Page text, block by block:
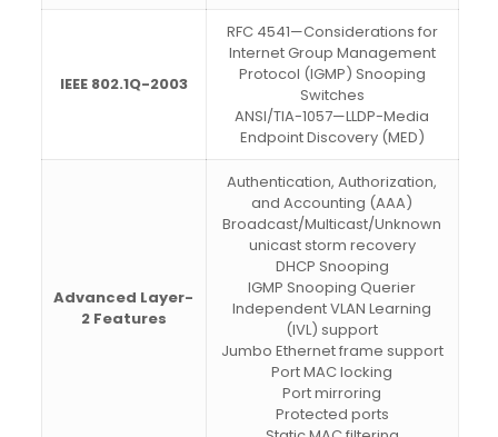
IEEE 802.1Q-2003
RFC 4541—Considerations for
Internet Group Management
Protocol (IGMP) Snooping
Switches
ANSI/TIA-1057—LLDP-Media
Endpoint Discovery (MED)
Advanced Layer-
2 Features
Authentication, Authorization,
and Accounting (AAA)
Broadcast/Multicast/Unknown
unicast storm recovery
DHCP Snooping
IGMP Snooping Querier
Independent VLAN Learning
(IVL) support
Jumbo Ethernet frame support
Port MAC locking
Port mirroring
Protected ports